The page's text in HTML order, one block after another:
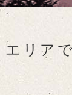
エリア